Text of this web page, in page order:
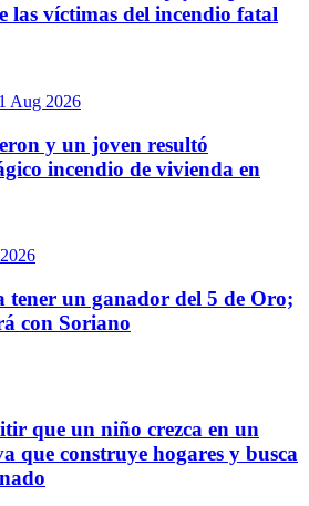
las víctimas del incendio fatal
Aug 2026
y un joven resultó
incendio de vivienda en
un ganador del 5 de Oro;
con Soriano
que un niño crezca en un
que construye hogares y busca